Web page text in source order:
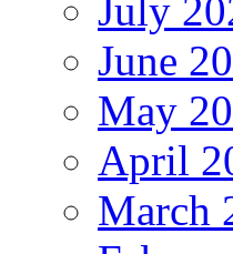
July
June
May
April
March